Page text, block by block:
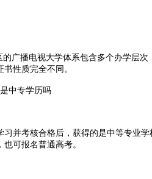
播电视大学体系包含多个办学层
性质完全不同。
并考核合格后，获得的是中等专业
可报名普通高考。